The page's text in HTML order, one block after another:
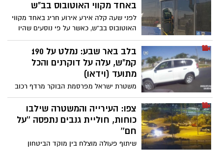
באחד מקווי האוטובוס בב"ש
לפני שעה קלה אירע אירוע חריג באחד מקווי
האוטובוס בב"ש, כאשר על פי נוסעים שהיו
במקום אחד הנוסעים שבר את דלת
האוטובוס, זאת בשעה שבקו היו נוסעים רבים
בלב באר שבע: נמלט על 190
קמ"ש, עלה על דוקרנים והכל
מתועד (וידאו)
משטרת ישראל מפרסמת הבוקר מרדף רכוב
ורגלי אחר נהג רכב שפרץ מחסום דוקרנים
במהירות של 190 קמ"ש. המרדף הסתיים
במעצר תושב פזורת אלעזזמה, נגדו הוגש
כתב אישום ובקשת המשך מעצרו עד לתום
צפו: העירייה והמשטרה שילבו
כוחות, חוליית גנבים נתפסה ''על
חם''
שיתוף פעולה מוצלח בין מוקד הביטחון